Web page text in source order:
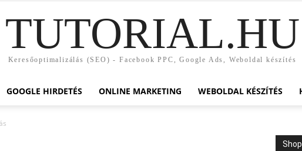
TUTORIAL.HU
Keresőoptimalizálás (SEO) - Facebook PPC, Google Ads, Weboldal készítés
GOOGLE HIRDETÉS ONLINE MARKETING WEBOLDAL KÉSZÍTÉS